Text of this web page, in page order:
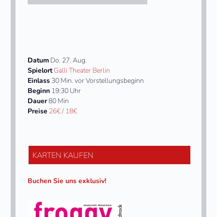
Datum Do. 27. Aug.
SpielortGalli Theater Berlin
Einlass 30 Min. vor Vorstellungsbeginn
Beginn 19:30 Uhr
Dauer80 Min
Preise 26€ / 18€
KARTEN KAUFEN
Buchen Sie uns exklusiv!